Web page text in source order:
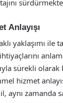
Anlayışı
yaklaşımı ile
sürekli olarak
hizmet
aynı zamanda